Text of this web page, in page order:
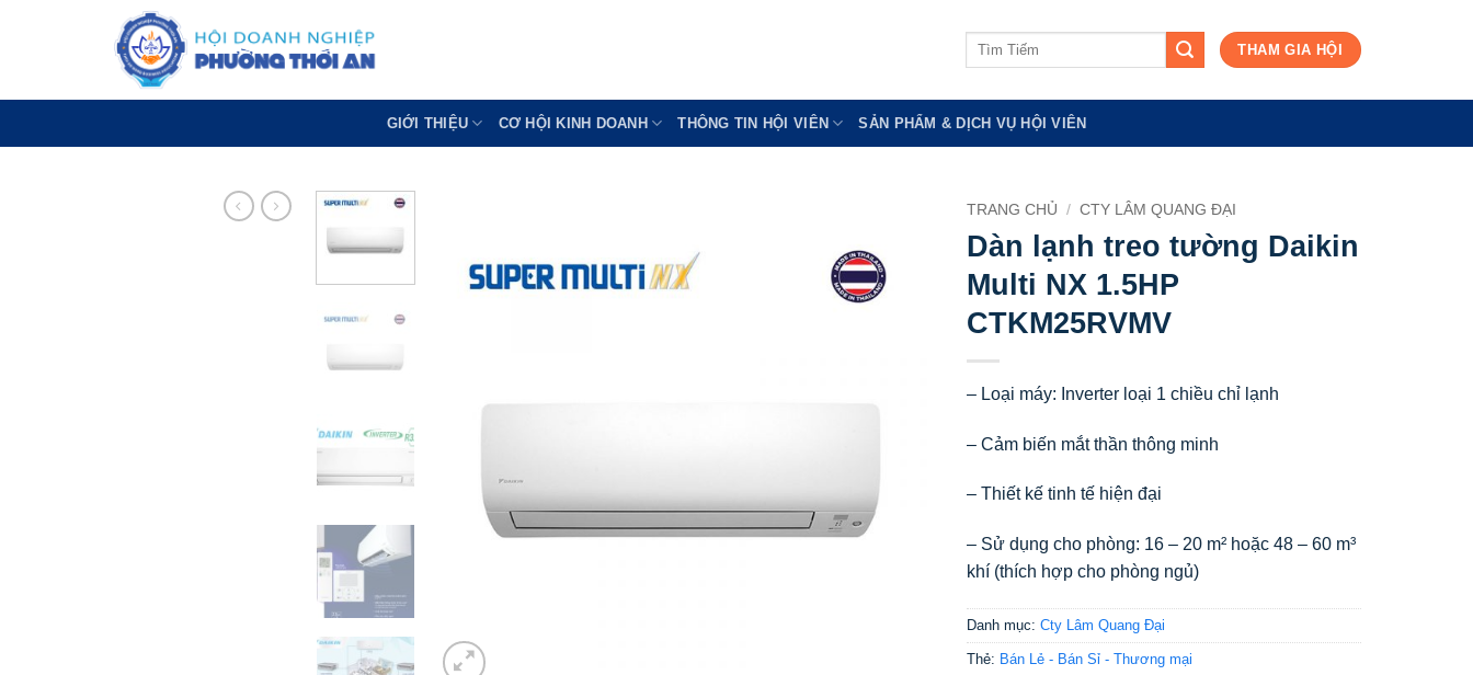
Tìm
THAM GIA HỘI
GIỚI THIỆU CƠ HỘI KINH DOANH THÔNG TIN HỘI VIÊN SẢN PHẨM & DỊCH VỤ HỘI VIÊN
TRANG CHỦ / CTY LÂM QUANG ĐẠI
Dàn lạnh treo tường Daikin
Multi NX 1.5HP
CTKM25RVMV
– Loại máy: Inverter loại 1 chiều chỉ lạnh
– Cảm biến mắt thần thông minh
– Thiết kế tinh tế hiện đại
– Sử dụng cho phòng: 16 – 20 m² hoặc 48 – 60 m³
khí (thích hợp cho phòng ngủ)
Danh mục: Cty Lâm Quang Đại
Thẻ: Bán Lẻ - Bán Sỉ - Thương mại